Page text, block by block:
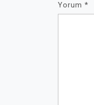
Yorum *